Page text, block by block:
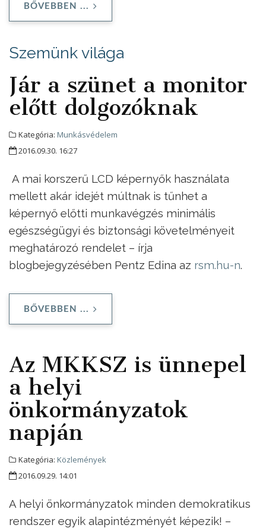
BŐVEBBEN ...
Szemünk világa
Jár a szünet a monitor
előtt dolgozóknak
Kategória: Munkásvédelem
2016.09.30. 16:27
A mai korszerű LCD képernyők használata
mellett akár idejét múltnak is tűnhet a
képernyő előtti munkavégzés minimális
egészségügyi és biztonsági követelményeit
meghatározó rendelet – írja
blogbejegyzésében Pentz Edina az rsm.hu-n.
BŐVEBBEN ...
Az MKKSZ is ünnepel
a helyi
önkormányzatok
napján
Kategória: Közlemények
2016.09.29. 14:01
A helyi önkormányzatok minden demokratikus
rendszer egyik alapintézményét képezik! –